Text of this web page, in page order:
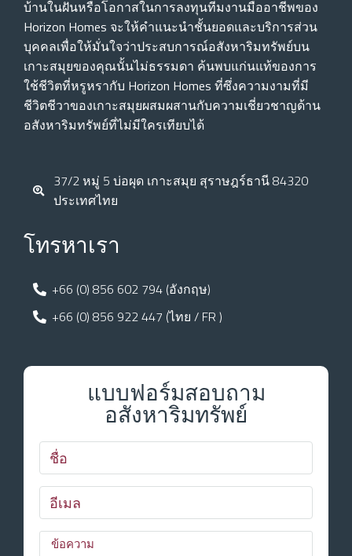
บ้านในฝันหรือโอกาสในการลงทุนทีมงานมืออาชีพของ
Horizon Homes จะให้คําแนะนําชั้นยอดและบริการส่วน
บุคคลเพื่อให้มั่นใจว่าประสบการณ์อสังหาริมทรัพย์บน
เกาะสมุยของคุณนั้นไม่ธรรมดา ค้นพบแก่นแท้ของการ
ใช้ชีวิตที่หรูหรากับ Horizon Homes ที่ซึ่งความงามที่มี
ชีวิตชีวาของเกาะสมุยผสมผสานกับความเชี่ยวชาญด้าน
อสังหาริมทรัพย์ที่ไม่มีใครเทียบได้
37/2 หมู่ 5 บ่อผุด เกาะสมุย สุราษฎร์ธานี 84320
ประเทศไทย
โทรหาเรา
+66 (0) 856 602 794 (อังกฤษ)
+66 (0) 856 922 447 (ไทย / FR )
แบบฟอร์มสอบถาม
อสังหาริมทรัพย์